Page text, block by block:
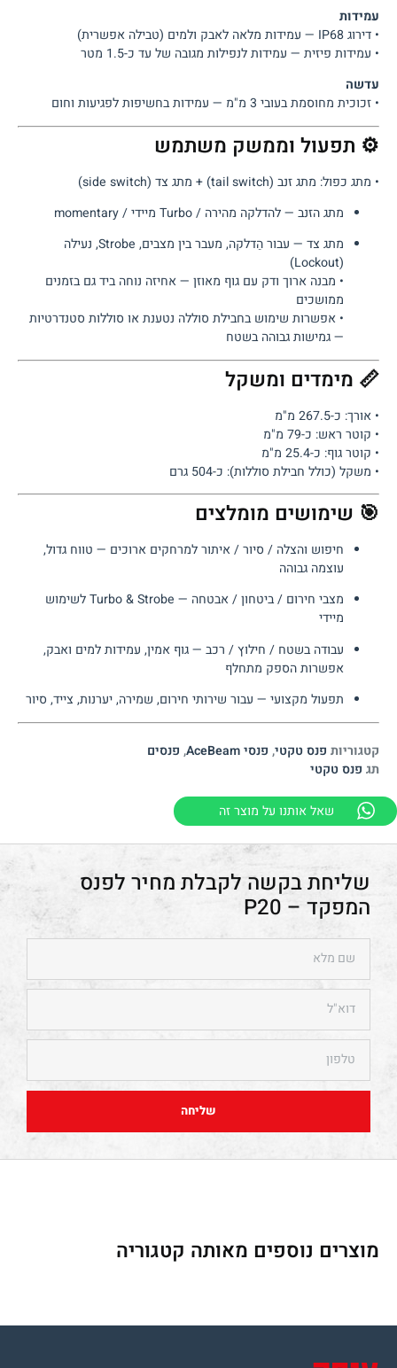
עמידות
• דירוג IP68 — עמידות מלאה לאבק ולמים (טבילה אפשרית)
• עמידות פיזית — עמידות לנפילות מגובה של עד כ-1.5 מטר
עדשה
• זכוכית מחוסמת בעובי 3 מ"מ — עמידות בחשיפות לפגיעות וחום
⚙️ תפעול וממשק משתמש
• מתג כפול: מתג זנב (tail switch) + מתג צד (side switch)
מתג הזנב — להדלקה מהירה / Turbo מיידי / momentary
מתג צד — עבור הַדלקה, מעבר בין מצבים, Strobe, נעילה
(Lockout)
• מבנה ארוך ודק עם גוף מאוזן — אחיזה נוחה ביד גם בזמנים
ממושכים
• אפשרות שימוש בחבילת סוללה נטענת או סוללות סטנדרטיות
— גמישות גבוהה בשטח
📏 מימדים ומשקל
• אורך: כ-267.5 מ"מ
• קוטר ראש: כ-79 מ"מ
• קוטר גוף: כ-25.4 מ"מ
• משקל (כולל חבילת סוללות): כ-504 גרם
🎯 שימושים מומלצים
חיפוש והצלה / סיור / איתור למרחקים ארוכים — טווח גדול,
עוצמה גבוהה
מצבי חירום / ביטחון / אבטחה — Turbo & Strobe לשימוש
מיידי
עבודה בשטח / חילוץ / רכב — גוף אמין, עמידות למים ואבק,
אפשרות הספק מתחלף
תפעול מקצועי — עבור שירותי חירום, שמירה, יערנות, צייד, סיור
קטגוריות פנס טקטי, פנסי AceBeam , פנסים
תג פנס טקטי
שאל אותנו על מוצר זה
פנס
המפקד – P20
שליחה
מוצרים נוספים מאותה קטגוריה